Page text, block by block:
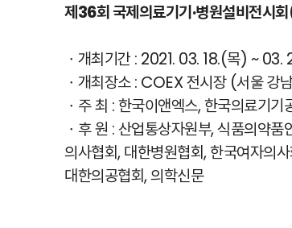
제36회 국제의료기기·병원설비전
ㆍ개최기간 : 2021. 03. 18.(목) ~ 03.
ㆍ개최장소 : COEX 전시장 (서울 강
ㆍ주 최 : 한국이앤엑스, 한국의료기
ㆍ후 원 : 산업통상자원부, 식품의약
의사협회, 대한병원협회, 한국여자의
대한의공협회, 의학신문